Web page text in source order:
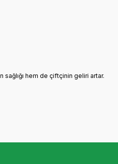
sağlığı hem de çiftçinin geliri artar.